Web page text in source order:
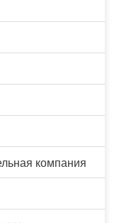
компания